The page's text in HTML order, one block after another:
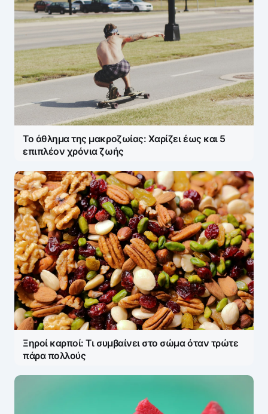
Το άθλημα της μακροζωίας: Χαρίζει έως και 5
επιπλέον χρόνια ζωής
Ξηροί καρποί: Τι συμβαίνει στο σώμα όταν τρώτε
πάρα πολλούς